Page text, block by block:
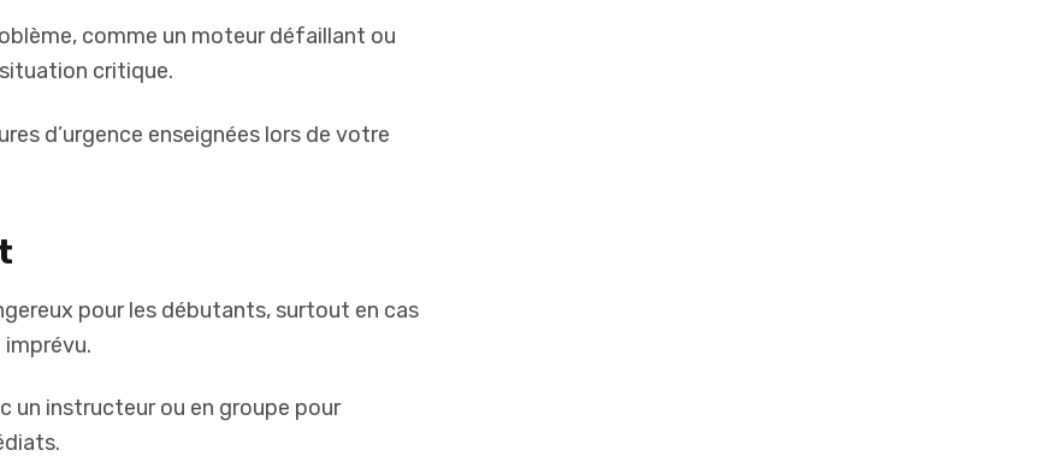
comme un moteur défaillant ou
critique.
d’urgence enseignées lors de votre
pour les débutants, surtout en cas
un instructeur ou en groupe pour